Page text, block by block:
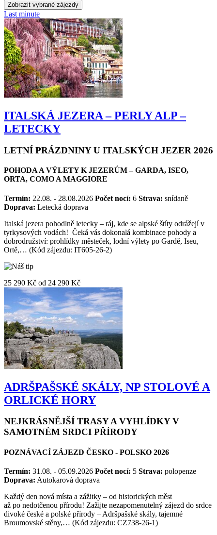
Last minute
ITALSKÁ JEZERA – PERLY ALP –
LETECKY
LETNÍ PRÁZDNINY U ITALSKÝCH JEZER 2026
POHODA A VÝLETY K JEZERŮM – GARDA, ISEO,
ORTA, COMO A MAGGIORE
Termín: 22.08. - 28.08.2026 Počet nocí: 6 Strava: snídaně
Doprava: Letecká doprava
Italská jezera pohodlně letecky – ráj, kde se alpské štíty odrážejí v
tyrkysových vodách! Čeká vás dokonalá kombinace pohody a
dobrodružství: prohlídky městeček, lodní výlety po Gardě, Iseu,
Ortě,… (Kód zájezdu: IT605-26-2)
25 290 Kč od 24 290 Kč
ADRŠPAŠSKÉ SKÁLY, NP STOLOVÉ A
ORLICKÉ HORY
NEJKRÁSNĚJŠÍ TRASY A VYHLÍDKY V
SAMOTNÉM SRDCI PŘÍRODY
POZNÁVACÍ ZÁJEZD ČESKO - POLSKO 2026
Termín: 31.08. - 05.09.2026 Počet nocí: 5 Strava: polopenze
Doprava: Autokarová doprava
Každý den nová místa a zážitky – od historických měst
až po nedotčenou přírodu! Zažijte nezapomenutelný zájezd do srdce
divoké české a polské přírody – Adršpašské skály, tajemné
Broumovské stěny,… (Kód zájezdu: CZ738-26-1)